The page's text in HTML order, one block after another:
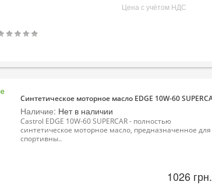
Цена с учётом НДС
Синтетическое моторное масло EDGE 10W-60
Наличие: Нет в наличии
Castrol EDGE 10W-60 SUPERCAR - полностью
синтетическое моторное масло, предназначенное для
спортивны..
1026 грн.